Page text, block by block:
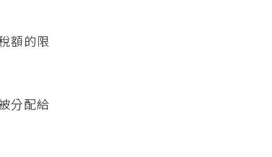
額的限
分配給